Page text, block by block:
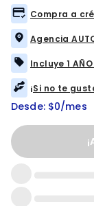
Compra a
Agencia
Incluye 1 AÑO
¡Si no te
Desde: $0/mes